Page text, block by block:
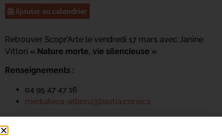
Ajouter au calendrier
Retrouver Scopr’Arte le vendredi 17 mars avec Janine
Vittori « Nature morte, vie silencieuse »
Renseignements :
04 95 47 47 16
mediateca-alboru@bastia.corsica